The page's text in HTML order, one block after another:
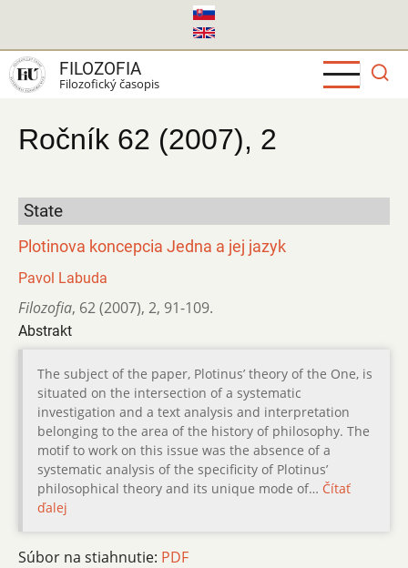
hlavný
obsah
FILOZOFIA
Filozofický časopis
Ročník 62 (2007), 2
State
Plotinova koncepcia Jedna a jej jazyk
Pavol Labuda
Filozofia, 62 (2007), 2, 91-109.
Abstrakt
The subject of the paper, Plotinus’ theory of the One, is
situated on the intersection of a systematic
investigation and a text analysis and interpretation
belonging to the area of the history of philosophy. The
motif to work on this issue was the absence of a
systematic analysis of the specificity of Plotinus’
philosophical theory and its unique mode of… Čítať
ďalej
Súbor na stiahnutie: PDF